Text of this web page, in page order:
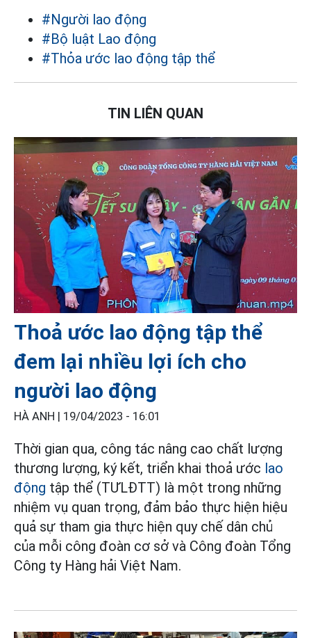
#Người lao động
#Bộ luật Lao động
#Thỏa ước lao động tập thể
TIN LIÊN QUAN
Thoả ước lao động tập thể
đem lại nhiều lợi ích cho
người lao động
HÀ ANH | 19/04/2023 - 16:01
Thời gian qua, công tác nâng cao chất lượng
thương lượng, ký kết, triển khai thoả ước lao
động tập thể (TƯLĐTT) là một trong những
nhiệm vụ quan trọng, đảm bảo thực hiện hiệu
quả sự tham gia thực hiện quy chế dân chủ
của mỗi công đoàn cơ sở và Công đoàn Tổng
Công ty Hàng hải Việt Nam.